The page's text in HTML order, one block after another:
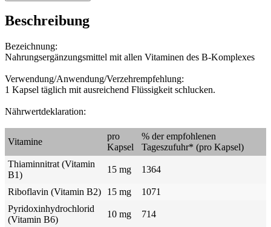
Beschreibung
Bezeichnung:
Nahrungsergänzungsmittel mit allen Vitaminen des B-Komplexes
Verwendung/Anwendung/Verzehrempfehlung:
1 Kapsel täglich mit ausreichend Flüssigkeit schlucken.
Nährwertdeklaration:
Vitamine
pro
Kapsel
% der empfohlenen
Tageszufuhr* (pro Kapsel)
Thiaminnitrat (Vitamin
B1)
15 mg 1364
Riboflavin (Vitamin B2) 15 mg
1071
Pyridoxinhydrochlorid
(Vitamin B6)
10 mg 714